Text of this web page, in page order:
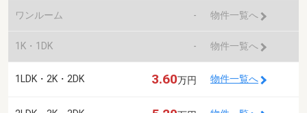
ワンルーム - 物件一覧へ
1K・1DK - 物件一覧へ
1LDK・2K・2DK 3.60万円 物件一覧へ